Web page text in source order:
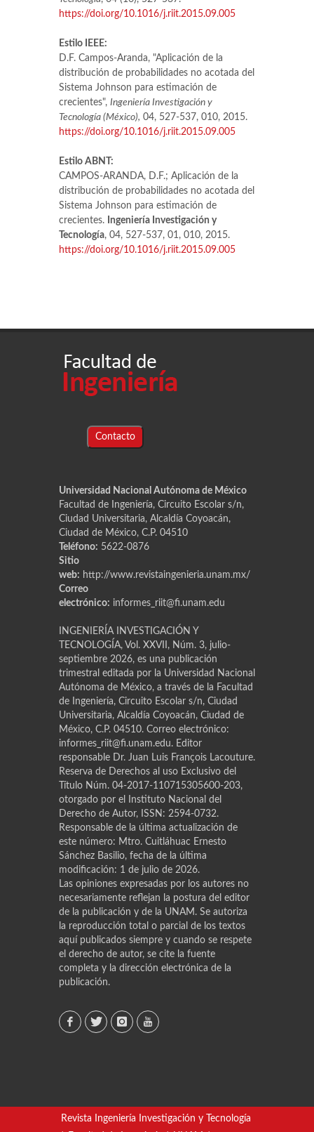
https://doi.org/10.1016/j.riit.2015.09.005
Estilo IEEE:
D.F. Campos-Aranda, "Aplicación de la
distribución de probabilidades no acotada del
Sistema Johnson para estimación de
crecientes", Ingeniería Investigación y
Tecnología (México), 04, 527-537, 010, 2015.
https://doi.org/10.1016/j.riit.2015.09.005
Estilo ABNT:
CAMPOS-ARANDA, D.F.; Aplicación de la
distribución de probabilidades no acotada del
Sistema Johnson para estimación de
crecientes. Ingeniería Investigación y
Tecnología, 04, 527-537, 01, 010, 2015.
https://doi.org/10.1016/j.riit.2015.09.005
Contacto
Universidad Nacional Autónoma de México
Facultad de Ingeniería, Circuito Escolar s/n,
Ciudad Universitaria, Alcaldía Coyoacán,
Ciudad de México, C.P. 04510
Teléfono: 5622-0876
Sitio
web: http://www.revistaingenieria.unam.mx/
Correo
electrónico: informes_riit@fi.unam.edu
INGENIERÍA INVESTIGACIÓN Y
TECNOLOGÍA, Vol. XXVII, Núm. 3, julio-
septiembre 2026, es una publicación
trimestral editada por la Universidad Nacional
Autónoma de México, a través de la Facultad
de Ingeniería, Circuito Escolar s/n, Ciudad
Universitaria, Alcaldía Coyoacán, Ciudad de
México, C.P. 04510. Correo electrónico:
informes_riit@fi.unam.edu. Editor
responsable Dr. Juan Luis Franҫois Lacouture.
Reserva de Derechos al uso Exclusivo del
Título Núm. 04-2017-110715305600-203,
otorgado por el Instituto Nacional del
Derecho de Autor, ISSN: 2594-0732.
Responsable de la última actualización de
este número: Mtro. Cuitláhuac Ernesto
Sánchez Basilio, fecha de la última
modificación: 1 de julio de 2026.
Las opiniones expresadas por los autores no
necesariamente reflejan la postura del editor
de la publicación y de la UNAM. Se autoriza
la reproducción total o parcial de los textos
aquí publicados siempre y cuando se respete
el derecho de autor, se cite la fuente
completa y la dirección electrónica de la
publicación.
Revista Ingeniería Investigación y Tecnología